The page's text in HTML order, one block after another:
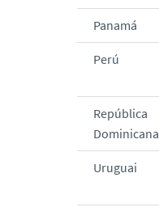
Panamá
Perú
República
Dominicana
Uruguai